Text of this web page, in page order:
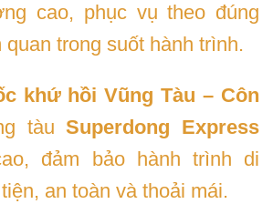
cao, phục vụ theo đúng
quan trong suốt hành trình.
khứ hồi Vũng Tàu – Côn
tàuSuperdong Express
đảm bảo hành trình di
an toàn và thoải mái.